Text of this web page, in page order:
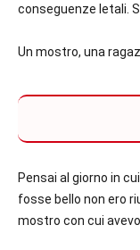
conseguenze letali.
Un mostro, una
Pensai al giorno in
fosse bello non ero
mostro con cui